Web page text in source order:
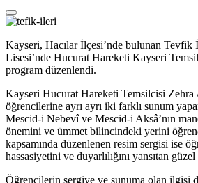
Kayseri, Hacılar İlçesi’nde bulunan
Lisesi’nde Hucurat Hareketi Kayseri
program düzenlendi.
Kayseri Hucurat Hareketi Temsilcisi Zehra
öğrencilerine ayrı ayrı iki farklı sunum
Mescid-i Nebevî ve Mescid-i Aksâ’nın
önemini ve ümmet bilincindeki yerini
kapsamında düzenlenen resim sergisi ise
hassasiyetini ve duyarlılığını yansıtan
Öğrencilerin sergiye ve sunuma olan ilgisi